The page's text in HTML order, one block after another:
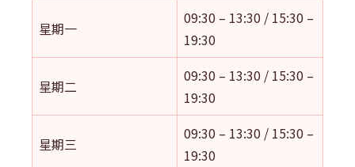
星期一
09:30 – 13:30 / 15:30 –
19:30
星期二
09:30 – 13:30 / 15:30 –
19:30
星期三
09:30 – 13:30 / 15:30 –
19:30